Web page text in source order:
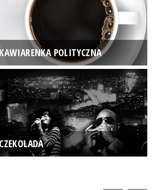
KAWIARENKA POLITYCZNA
CZEKOLADA